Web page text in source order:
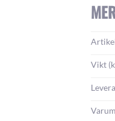
Mer
Vikt